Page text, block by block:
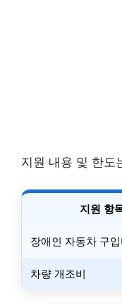
지원 내용 및 한도
지원 항
장애인 자동차 구입
차량 개조비